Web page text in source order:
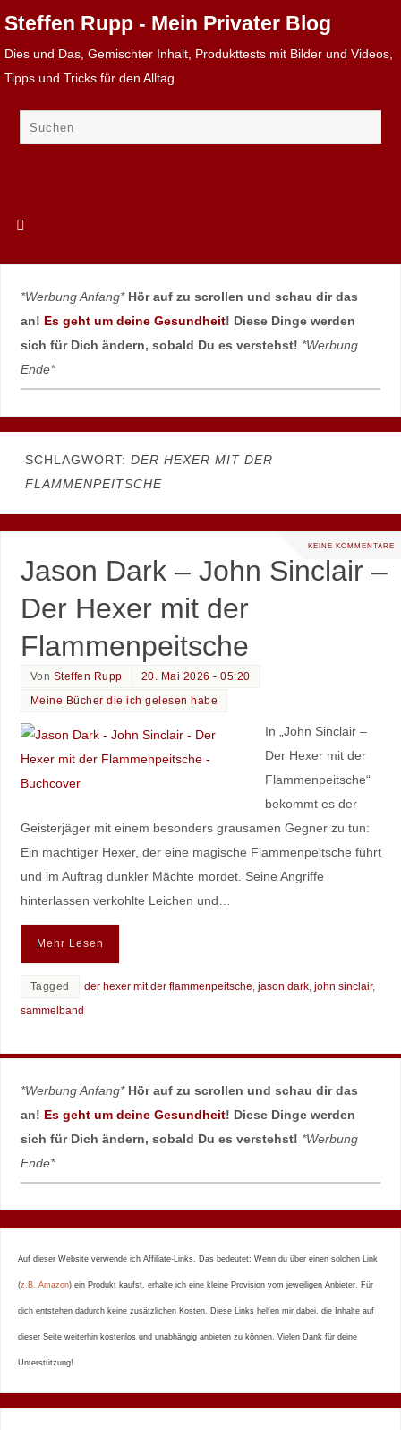
Steffen Rupp - Mein Privater Blog
Dies und Das, Gemischter Inhalt, Produkttests mit Bilder und Videos,
Tipps und Tricks für den Alltag
*Werbung Anfang* Hör auf zu scrollen und schau dir das
an! Es geht um deine Gesundheit! Diese Dinge werden
sich für Dich ändern, sobald Du es verstehst! *Werbung
Ende*
SCHLAGWORT: DER HEXER MIT DER
FLAMMENPEITSCHE
KEINE KOMMENTARE
Jason Dark – John Sinclair –
Der Hexer mit der
Flammenpeitsche
Von Steffen Rupp
20. Mai 2026 - 05:20
Meine Bücher die ich gelesen habe
In „John Sinclair –
Der Hexer mit der
Flammenpeitsche“
bekommt es der
Geisterjäger mit einem besonders grausamen Gegner zu tun:
Ein mächtiger Hexer, der eine magische Flammenpeitsche führt
und im Auftrag dunkler Mächte mordet. Seine Angriffe
hinterlassen verkohlte Leichen und…
Mehr Lesen
Tagged der hexer mit der flammenpeitsche jason dark, john sinclair,
sammelband
*Werbung Anfang* Hör auf zu scrollen und schau dir das
an! Es geht um deine Gesundheit! Diese Dinge werden
sich für Dich ändern, sobald Du es verstehst! *Werbung
Ende*
Auf dieser Website verwende ich Affiliate-Links. Das bedeutet: Wenn du über einen solchen Link
(z.B. Amazon) ein Produkt kaufst, erhalte ich eine kleine Provision vom jeweiligen Anbieter. Für
dich entstehen dadurch keine zusätzlichen Kosten. Diese Links helfen mir dabei, die Inhalte auf
dieser Seite weiterhin kostenlos und unabhängig anbieten zu können. Vielen Dank für deine
Unterstützung!